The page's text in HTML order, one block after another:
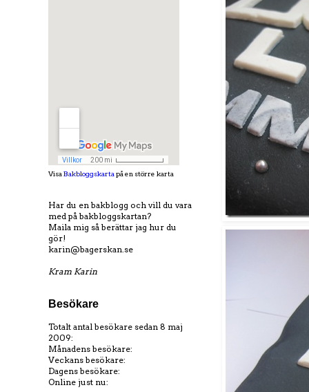
Visa Bakbloggskarta på en större karta
Har du en bakblogg och vill du vara
med på bakbloggskartan?
Maila mig så berättar jag hur du
gör!
karin@bagerskan.se
Kram Karin
Besökare
Totalt antal besökare sedan 8 maj
2009:
Månadens besökare:
Veckans besökare:
Dagens besökare:
Online just nu: